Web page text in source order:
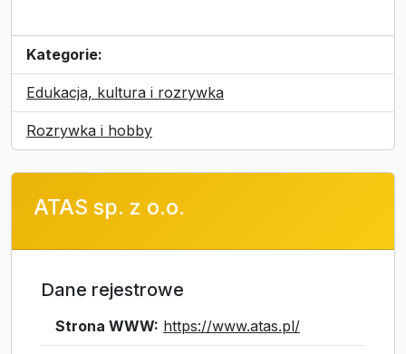
Kategorie:
Edukacja, kultura i rozrywka
Rozrywka i hobby
ATAS sp. z o.o.
Dane rejestrowe
Strona WWW: https://www.atas.pl/